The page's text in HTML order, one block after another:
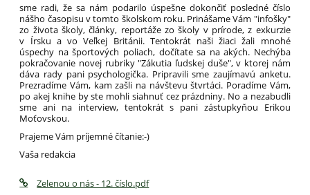
11
sme radi, že sa nám podarilo úspešne dokončiť posledné číslo
nášho časopisu v tomto školskom roku. Prinášame Vám "infošky"
zo života školy, články, reportáže zo školy v prírode, z exkurzie
v Írsku a vo Veľkej Británii. Tentokrát naši žiaci žali mnohé
úspechy na športových poliach, dočítate sa na akých. Nechýba
pokračovanie novej rubriky "Zákutia ľudskej duše", v ktorej nám
dáva rady pani psychologička. Pripravili sme zaujímavú anketu.
Prezradíme Vám, kam zašli na návštevu štvrtáci. Poradíme Vám,
po akej knihe by ste mohli siahnuť cez prázdniny. No a nezabudli
sme ani na interview, tentokrát s pani zástupkyňou Erikou
Moťovskou.
Prajeme Vám príjemné čítanie:-)
Vaša redakcia
Zelenou o nás - 12. číslo.pdf